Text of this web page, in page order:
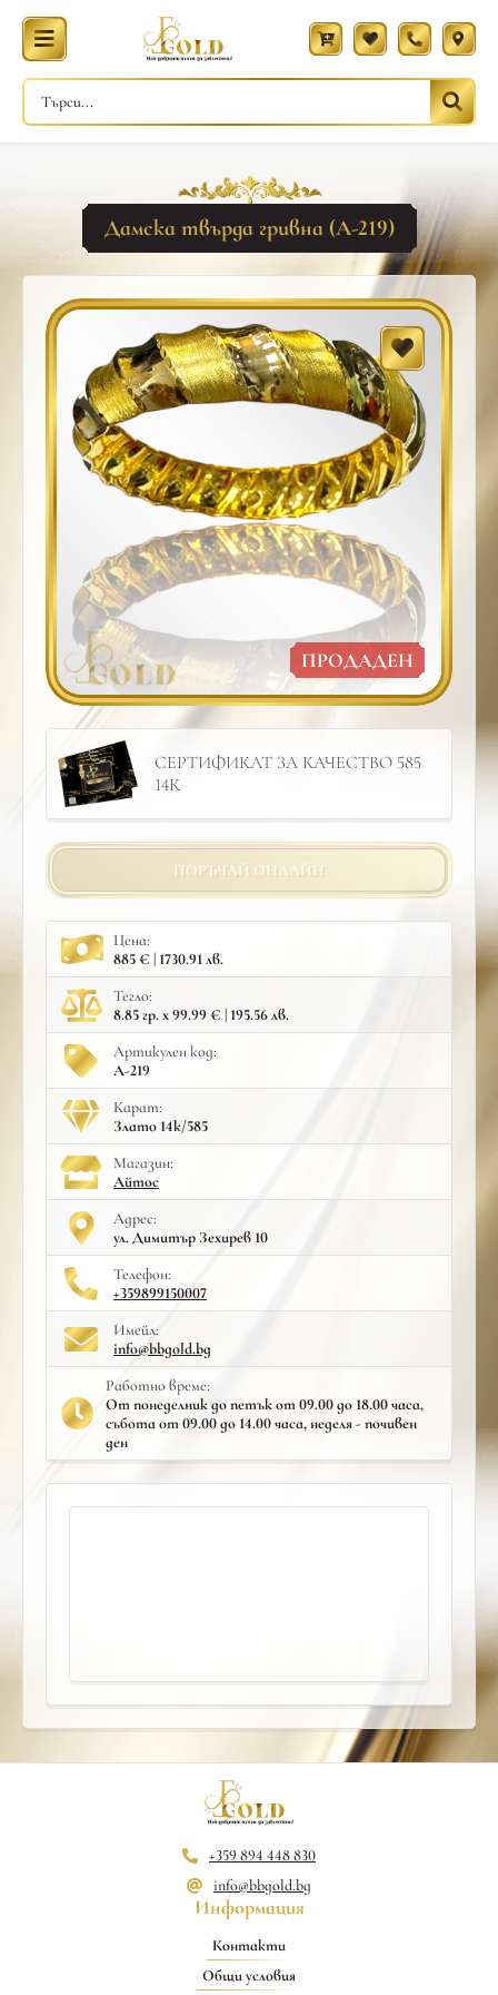
Дамска твърда гривна (A-219)
ПРОДАДЕН
СЕРТИФИКАТ ЗА КАЧЕСТВО 585
14К
ПОРЪЧАЙ ОНЛАЙН
Цена:
885 € | 1730.91 лв.
Тегло:
8.85 гр. x 99.99 € | 195.56 лв.
Артикулен код:
A-219
Карат:
Злато 14к/585
Mагазин:
Айтос
Адрес:
ул. Димитър Зехирев 10
Телефон:
+359899150007
Имейл:
info@bbgold.bg
Работно време:
От понеделник до петък от 09.00 до 18.00 часа,
събота от 09.00 до 14.00 часа, неделя - почивен
ден
+359 894 448 830
info@bbgold.bg
Информация
Контакти
Общи условия